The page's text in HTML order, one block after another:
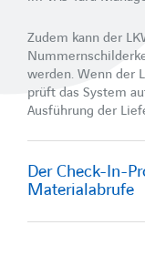
Zudem kann der
werden. Wenn der
prüft das System
Ausführung der
Der Check-In-
Materialabrufe